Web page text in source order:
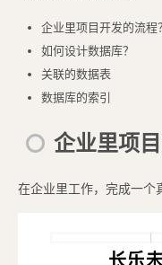
企业里项目开发的流程？
如何设计数据库？
关联的数据表
数据库的索引
企业里项
在企业里工作，完成一个